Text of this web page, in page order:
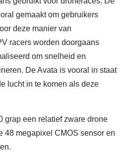
gemaakt om gebruikers
deze manier van
racers worden doorgaans
om snelheid en
De Avata is vooral in staat
lucht in te komen als deze
grap een relatief zware drone
48 megapixel CMOS sensor en